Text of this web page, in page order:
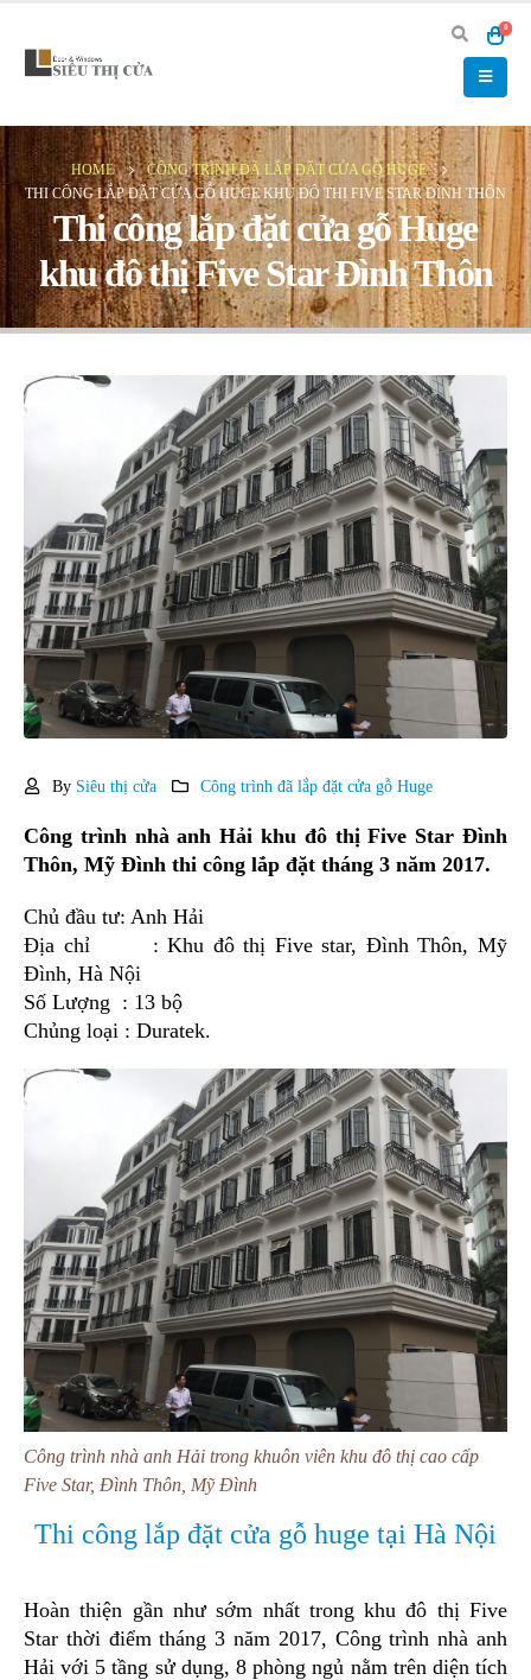
0
HOME
CÔNG TRÌNH ĐÃ LẮP ĐẶT CỬA GỖ HUGE
THI CÔNG LẮP ĐẶT CỬA GỖ HUGE KHU ĐÔ THỊ FIVE STAR ĐÌNH THÔN
Thi công lắp đặt cửa gỗ Huge
khu đô thị Five Star Đình Thôn
By Siêu thị cửa Công trình đã lắp đặt cửa gỗ Huge
Công trình nhà anh Hải khu đô thị Five Star Đình
Thôn, Mỹ Đình thi công lắp đặt tháng 3 năm 2017.
Chủ đầu tư: Anh Hải
Địa chỉ : Khu đô thị Five star, Đình Thôn, Mỹ
Đình, Hà Nội
Số Lượng : 13 bộ
Chủng loại : Duratek.
Công trình nhà anh Hải trong khuôn viên khu đô thị cao cấp
Five Star, Đình Thôn, Mỹ Đình
Thi công lắp đặt cửa gỗ huge tại Hà Nội
Hoàn thiện gần như sớm nhất trong khu đô thị Five
Star thời điểm tháng 3 năm 2017, Công trình nhà anh
Hải với 5 tầng sử dụng, 8 phòng ngủ nằm trên diện tích